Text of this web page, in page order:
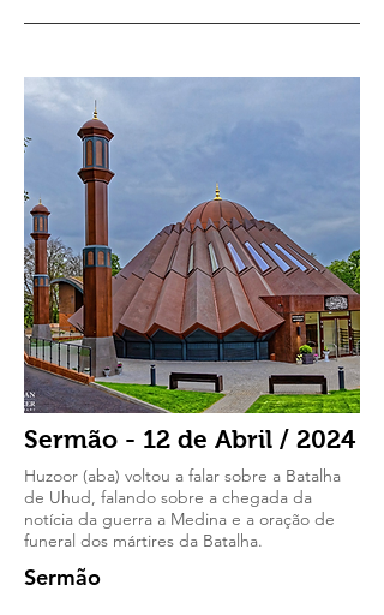
Sermão - 12 de Abril / 2024
Huzoor (aba) voltou a falar sobre a Batalha
de Uhud, falando sobre a chegada da
notícia da guerra a Medina e a oração de
funeral dos mártires da Batalha.
Sermão